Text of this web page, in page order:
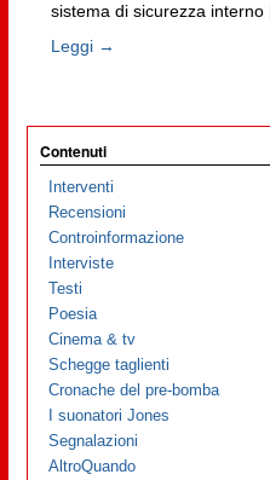
sistema di sicurezza interno
Leggi →
Contenuti
Interventi
Recensioni
Controinformazione
Interviste
Testi
Poesia
Cinema & tv
Schegge taglienti
Cronache del pre-bomba
I suonatori Jones
Segnalazioni
AltroQuando